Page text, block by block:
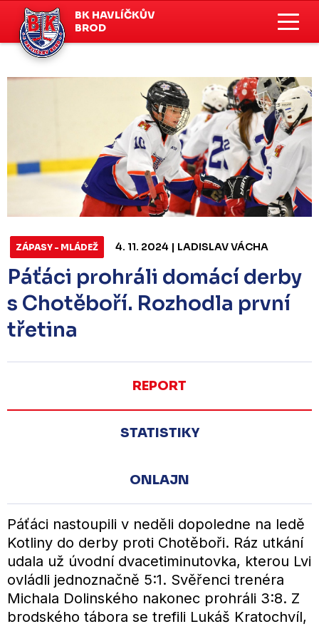
BK HAVLÍČKŮV
BROD
ZÁPASY - MLÁDEŽ 4. 11. 2024 | LADISLAV VÁCHA
Páťáci prohráli domácí derby
s Chotěboří. Rozhodla první
třetina
REPORT
STATISTIKY
ONLAJN
Páťáci nastoupili v neděli dopoledne na ledě
Kotliny do derby proti Chotěboři. Ráz utkání
udala už úvodní dvacetiminutovka, kterou Lvi
ovládli jednoznačně 5:1. Svěřenci trenéra
Michala Dolinského nakonec prohráli 3:8. Z
brodského tábora se trefili Lukáš Kratochvíl,